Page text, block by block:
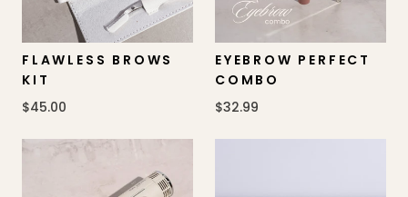
FLAWLESS BROWS
KIT
$45.00
EYEBROW PERFECT
COMBO
$32.99